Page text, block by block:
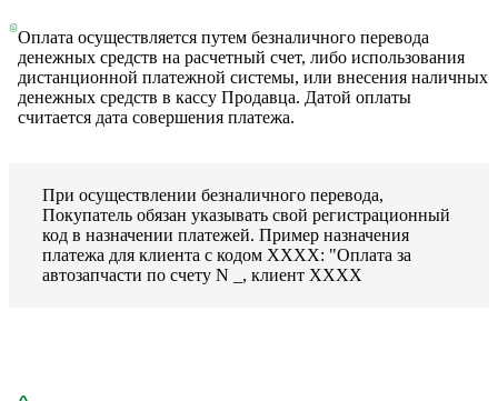
Оплата осуществляется путем безналичного перевода
денежных средств на расчетный счет, либо использования
дистанционной платежной системы, или внесения наличных
денежных средств в кассу Продавца. Датой оплаты
считается дата совершения платежа.
При осуществлении безналичного перевода,
Покупатель обязан указывать свой регистрационный
код в назначении платежей. Пример назначения
платежа для клиента с кодом ХХХХ: "Оплата за
автозапчасти по счету N _, клиент ХХХХ